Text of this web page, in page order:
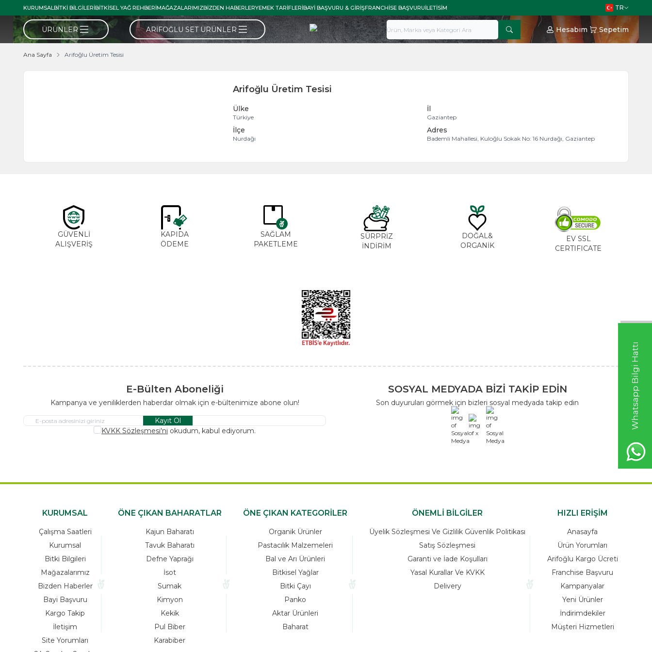
Whatsapp Bilgi Hattı
KURUMSALBITKI BILGILERIBITKISEL YAĞ REHBERIMAĞAZALARIMIZBIZDEN HABERLERYEMEK TARIFLERIBAYI BAŞVURU & GIRIŞFRANCHISE BAŞVURUİLETISIM TR
ÜRÜNLER ARIFOĞLU SET ÜRÜNLER Hesabım Sepetim
Ana Sayfa Arifoğlu Üretim Tesisi
Arifoğlu Üretim Tesisi
Ülke
Türkiye
İl
Gaziantep
İlçe
Nurdağı
Adres
Bademli Mahallesi, Kuloğlu Sokak No: 16 Nurdağı, Gaziantep
GÜVENLİ
ALIŞVERİŞ
KAPIDA
ÖDEME
SAĞLAM
PAKETLEME
SÜRPRİZ
İNDİRİM
DOĞAL&
ORGANİK
EV SSL
CERTIFICATE
E-Bülten Aboneliği
Kampanya ve yeniliklerden haberdar olmak için e-bültenimize abone olun!
Kayıt Ol
KVKK Sözleşmesi'ni okudum, kabul ediyorum.
SOSYAL MEDYADA BİZİ TAKİP EDİN
Son duyuruları görmek için bizleri sosyal medyada takip edin
x
KURUMSAL
Çalışma Saatleri
Kurumsal
Bitki Bilgileri
Mağazalarımız
Bizden Haberler
Bayi Başvuru
Kargo Takip
İletişim
Site Yorumları
ÖNE ÇIKAN BAHARATLAR
Kajun Baharatı
Tavuk Baharatı
Defne Yaprağı
İsot
Sumak
Kimyon
Kekik
Pul Biber
Karabiber
ÖNE ÇIKAN KATEGORİLER
Organik Ürünler
Pastacılık Malzemeleri
Bal ve Arı Ürünleri
Bitkisel Yağlar
Bitki Çayı
Panko
Aktar Ürünleri
Baharat
ÖNEMLİ BİLGİLER
Üyelik Sözleşmesi Ve Gizlilik Güvenlik Politikası
Satış Sözleşmesi
Garanti ve İade Koşulları
Yasal Kurallar Ve KVKK
Delivery
HIZLI ERİŞİM
Anasayfa
Ürün Yorumları
Arifoğlu Kargo Ücreti
Franchise Başvuru
Kampanyalar
Yeni Ürünler
İndirimdekiler
Müşteri Hizmetleri